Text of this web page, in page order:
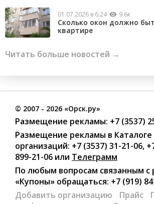
01.07.2026 в 6:24 9.6к
Сколько окон должно
квартире
Читать больше новостей →
© 2007 - 2026 «Орск.ру»
Размещение рекламы: +7 (3537)
Размещение рекламы в Каталоге
организаций: +7 (3537) 31-21-06,
899-21-06 или Телеграмм
По любым вопросам связанным с
«Купоны» обращаться: +7 (919)
Добавить организацию
Прайс